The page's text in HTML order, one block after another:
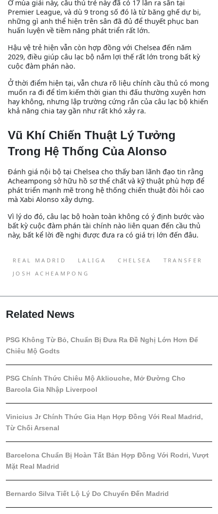
Ở mùa giải này, cầu thủ trẻ này đã có 17 lần ra sân tại
Premier League, và dù 9 trong số đó là từ băng ghế dự bị,
những gì anh thể hiện trên sân đã đủ để thuyết phục ban
huấn luyện về tiềm năng phát triển rất lớn.
Hậu vệ trẻ hiện vẫn còn hợp đồng với Chelsea đến năm
2029, điều giúp câu lạc bộ nắm lợi thế rất lớn trong bất kỳ
cuộc đàm phán nào.
Ở thời điểm hiện tại, vẫn chưa rõ liệu chính cầu thủ có mong
muốn ra đi để tìm kiếm thời gian thi đấu thường xuyên hơn
hay không, nhưng lập trường cứng rắn của câu lạc bộ khiến
khả năng chia tay gần như rất khó xảy ra.
Vũ Khí Chiến Thuật Lý Tưởng
Trong Hệ Thống Của Alonso
Đánh giá nội bộ tại Chelsea cho thấy ban lãnh đạo tin rằng
Acheampong sở hữu hồ sơ thể chất và kỹ thuật phù hợp để
phát triển mạnh mẽ trong hệ thống chiến thuật đòi hỏi cao
mà Xabi Alonso xây dựng.
Vì lý do đó, câu lạc bộ hoàn toàn không có ý định bước vào
bất kỳ cuộc đàm phán tài chính nào liên quan đến cầu thủ
này, bất kể lời đề nghị được đưa ra có giá trị lớn đến đâu.
REAL MADRID LALIGA CHELSEA
TRANSFER
JOSH ACHEAMPONG
Related News
PSG Không Từ Bỏ, Chuẩn Bị Đưa Ra Đề Nghị Lớn Hơn Để
Chiêu Mộ Godts
PSG Chính Thức Chiêu Mộ Akliouche, Mở Đường Cho
Barcola Gia Nhập Liverpool
Vinicius Jr Chính Thức Gia Hạn Hợp Đồng Với Real Madrid,
Từ Chối Arsenal
Barcelona Chuẩn Bị Hoàn Tất Bản Hợp Đồng Với Rodri, Vượt
Mặt Real Madrid
Bernardo Silva Tiết Lộ Lý Do Chuyển Đến Madrid